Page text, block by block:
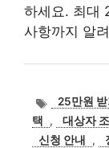
하세요. 최대
사항까지 알
태25만원 받
택
, 대상자
신청 안내
,